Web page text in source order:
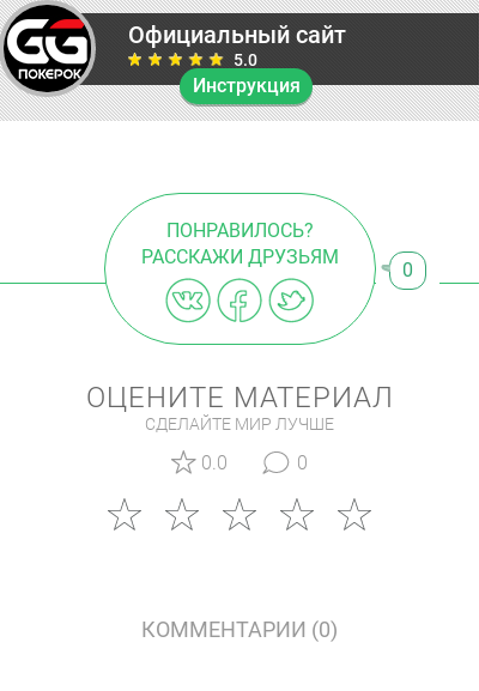
Официальный сайт
5.0
Инструкция
ПОНРАВИЛОСЬ?
РАССКАЖИ ДРУЗЬЯМ
0
ОЦЕНИТЕ МАТЕРИАЛ
СДЕЛАЙТЕ МИР ЛУЧШЕ
0.0 0
КОММЕНТАРИИ (0)